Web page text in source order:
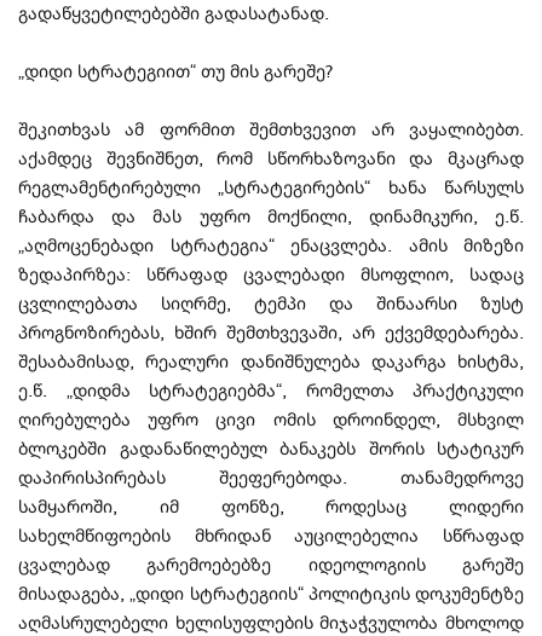
გადაწყვეტილებებში გადასატანად.
„დიდი სტრატეგიით“ თუ მის გარეშე?
შეკითხვას ამ ფორმით შემთხვევით არ ვაყალიბებთ.
აქამდეც შევნიშნეთ, რომ სწორხაზოვანი და მკაცრად
რეგლამენტირებული „სტრატეგირების“ ხანა წარსულს
ჩაბარდა და მას უფრო მოქნილი, დინამიკური, ე.წ.
„აღმოცენებადი სტრატეგია“ ენაცვლება. ამის მიზეზი
ზედაპირზეა: სწრაფად ცვალებადი მსოფლიო, სადაც
ცვლილებათა სიღრმე, ტემპი და შინაარსი ზუსტ
პროგნოზირებას, ხშირ შემთხვევაში, არ ექვემდებარება.
შესაბამისად, რეალური დანიშნულება დაკარგა ხისტმა,
ე.წ. „დიდმა სტრატეგიებმა“, რომელთა პრაქტიკული
ღირებულება უფრო ცივი ომის დროინდელ, მსხვილ
ბლოკებში გადანაწილებულ ბანაკებს შორის სტატიკურ
დაპირისპირებას შეეფერებოდა. თანამედროვე
სამყაროში, იმ ფონზე, როდესაც ლიდერი
სახელმწიფოების მხრიდან აუცილებელია სწრაფად
ცვალებად გარემოებებზე იდეოლოგიის გარეშე
მისადაგება, „დიდი სტრატეგიის“ პოლიტიკის დოკუმენტზე
აღმასრულებელი ხელისუფლების მიჯაჭვულობა მხოლოდ